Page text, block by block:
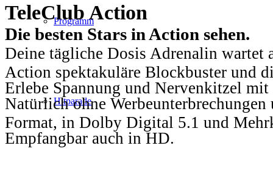
Programm
Hitparade
TeleClub Action
Die besten Stars in Action sehen.
Deine tägliche Dosis Adrenalin wartet
Action spektakuläre Blockbuster und
Erlebe Spannung und Nervenkitzel
Natürlich ohne
Format, in Dolby Digital 5.1 und
Empfangbar auch in HD.